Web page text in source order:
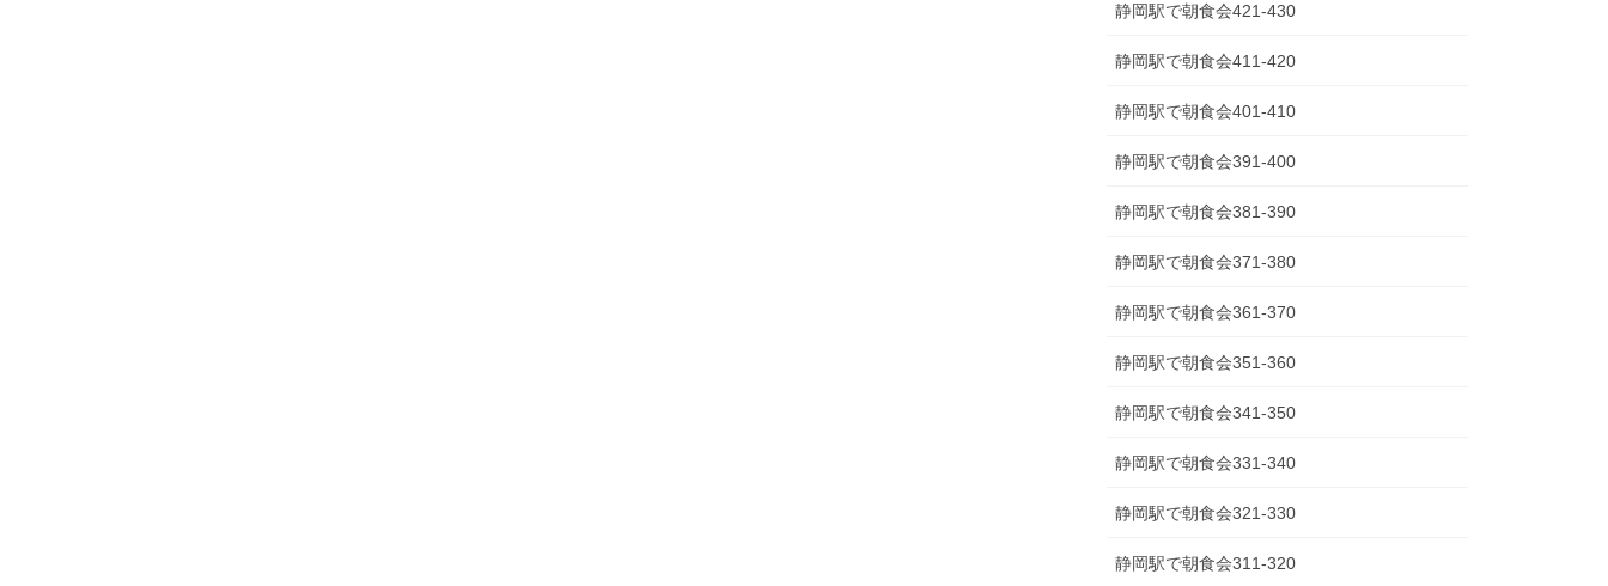
静岡駅で朝食会421-430
静岡駅で朝食会411-420
静岡駅で朝食会401-410
静岡駅で朝食会391-400
静岡駅で朝食会381-390
静岡駅で朝食会371-380
静岡駅で朝食会361-370
静岡駅で朝食会351-360
静岡駅で朝食会341‐350
静岡駅で朝食会331-340
静岡駅で朝食会321-330
静岡駅で朝食会311-320